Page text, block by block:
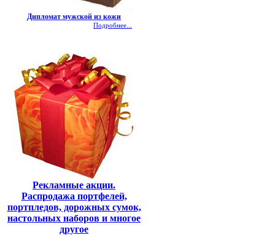
Дипломат мужской из кожи
Подробнее...
Рекламные акции.
Распродажа портфелей,
портпледов, дорожных сумок,
настольных наборов и многое
другое